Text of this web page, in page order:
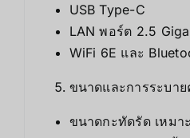
USB Type-C
LAN พอร์ต 2.5
WiFi 6E และ
ขนาดและการระบา
ขนาดกะทัดรัด เหม